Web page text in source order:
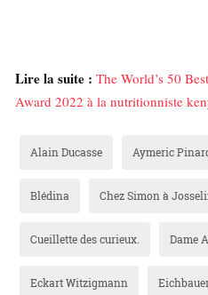
Lire la suite : The World’s 50
Award 2022 à la nutritionniste
Alain Ducasse Aymeric
Blédina Chez Simon à
Cueillette des curieux. Dame
Eckart Witzigmann